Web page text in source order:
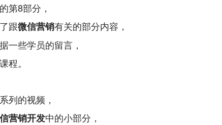
第8部分，
跟微信营销有关的部分内容，
一些学员的留言，
程。
列的视频，
营销开发中的小部分，